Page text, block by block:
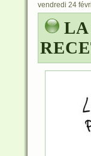
vendredi 24
LA